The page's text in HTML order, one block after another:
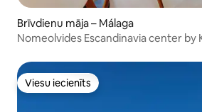
Brīvdienu māja – Málaga
Nomeolvides Escandinavia center by
Viesu iecienīts
Viesu iecienīts